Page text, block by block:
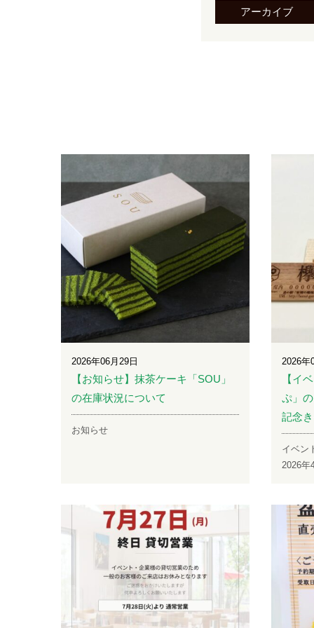
アーカイブ
2026年06月29日
【お知らせ】抹茶ケーキ「SOU」
の在庫状況について
お知らせ
2026年
【イ
ぷ」
記念
イベン
2026年